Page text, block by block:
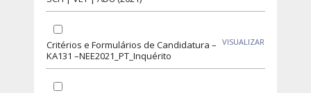
Critérios e Formulários de Candidatura –
KA131 –NEE2021_PT_Inquérito
VISUALIZAR